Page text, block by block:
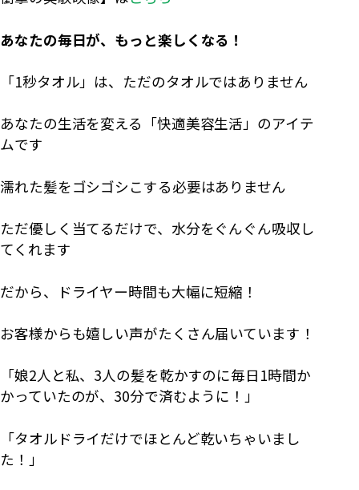
あなたの毎日が、もっと楽しくなる！
「1秒タオル」は、ただのタオルではありません
あなたの生活を変える「快適美容生活」のアイテ
ムです
濡れた髪をゴシゴシこする必要はありません
ただ優しく当てるだけで、水分をぐんぐん吸収し
てくれます
だから、ドライヤー時間も大幅に短縮！
お客様からも嬉しい声がたくさん届いています！
「娘2人と私、3人の髪を乾かすのに毎日1時間か
かっていたのが、30分で済むように！」
「タオルドライだけでほとんど乾いちゃいまし
た！」